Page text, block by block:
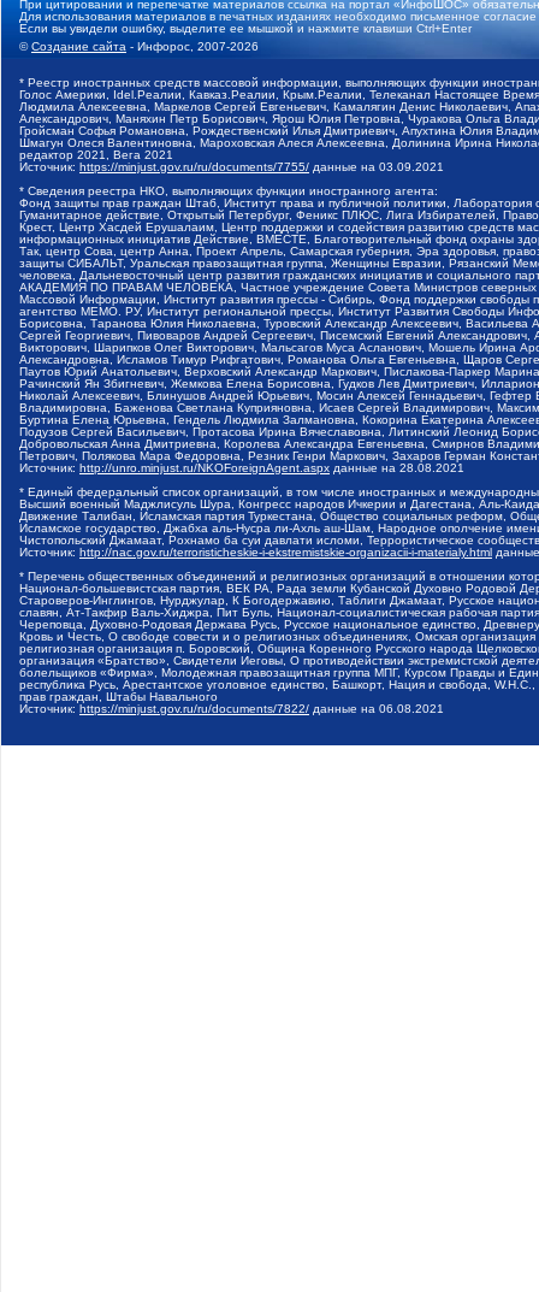
При цитировании и перепечатке материалов ссылка на портал «ИнфоШОС»
Для использования материалов в печатных изданиях необходимо письменное
Если вы увидели ошибку, выделите ее мышкой и нажмите клавиши Ctrl+Enter
©Создание сайта - Инфорос, 2007-2026
* Реестр иностранных средств массовой информации, выполняющих функции
Голос Америки, Idel.Реалии, Кавказ.Реалии, Крым.Реалии, Телеканал Настоящее
Людмила Алексеевна, Маркелов Сергей Евгеньевич, Камалягин Денис Николаевич,
Александрович, Маняхин Петр Борисович, Ярош Юлия Петровна, Чуракова Ольга
Гройсман Софья Романовна, Рождественский Илья Дмитриевич, Апухтина Юлия
Шмагун Олеся Валентиновна, Мароховская Алеся Алексеевна, Долинина Ирина
редактор 2021, Вега 2021
Источник: https://minjust.gov.ru/ru/documents/7755/ данные на 03.09.2021
* Сведения реестра НКО, выполняющих функции иностранного агента:
Фонд защиты прав граждан Штаб, Институт права и публичной политики,
Гуманитарное действие, Открытый Петербург, Феникс ПЛЮС, Лига Избирателей,
Крест, Центр Хасдей Ерушалаим, Центр поддержки и содействия развитию средств
информационных инициатив Действие, ВМЕСТЕ, Благотворительный фонд охраны
Так, центр Сова, центр Анна, Проект Апрель, Самарская губерния, Эра здоровья,
защиты СИБАЛЬТ, Уральская правозащитная группа, Женщины Евразии, Рязанский
человека, Дальневосточный центр развития гражданских инициатив и социального
АКАДЕМИЯ ПО ПРАВАМ ЧЕЛОВЕКА, Частное учреждение Совета Министров северных
Массовой Информации, Институт развития прессы - Сибирь, Фонд поддержки
агентство МЕМО. РУ, Институт региональной прессы, Институт Развития Свободы
Борисовна, Таранова Юлия Николаевна, Туровский Александр Алексеевич,
Сергей Георгиевич, Пивоваров Андрей Сергеевич, Писемский Евгений
Викторович, Шарипков Олег Викторович, Мальсагов Муса Асланович, Мошель Ирина
Александровна, Исламов Тимур Рифгатович, Романова Ольга Евгеньевна, Щаров
Паутов Юрий Анатольевич, Верховский Александр Маркович, Пислакова-Паркер
Рачинский Ян Збигневич, Жемкова Елена Борисовна, Гудков Лев Дмитриевич,
Николай Алексеевич, Блинушов Андрей Юрьевич, Мосин Алексей Геннадьевич,
Владимировна, Баженова Светлана Куприяновна, Исаев Сергей Владимирович,
Буртина Елена Юрьевна, Гендель Людмила Залмановна, Кокорина Екатерина
Подузов Сергей Васильевич, Протасова Ирина Вячеславовна, Литинский Леонид
Добровольская Анна Дмитриевна, Королева Александра Евгеньевна, Смирнов
Петрович, Полякова Мара Федоровна, Резник Генри Маркович, Захаров Герман
Источник: http://unro.minjust.ru/NKOForeignAgent.aspx данные на 28.08.2021
* Единый федеральный список организаций, в том числе иностранных и
Высший военный Маджлисуль Шура, Конгресс народов Ичкерии и Дагестана, Аль-
Движение Талибан, Исламская партия Туркестана, Общество социальных реформ,
Исламское государство, Джабха аль-Нусра ли-Ахль аш-Шам, Народное ополчение
Чистопольский Джамаат, Рохнамо ба суи давлати исломи, Террористическое
Источник: http://nac.gov.ru/terroristicheskie-i-ekstremistskie-organizacii-i-materialy.html
* Перечень общественных объединений и религиозных организаций в отношении
Национал-большевистская партия, ВЕК РА, Рада земли Кубанской Духовно Родовой
Староверов-Инглингов, Нурджулар, К Богодержавию, Таблиги Джамаат, Русское
славян, Ат-Такфир Валь-Хиджра, Пит Буль, Национал-социалистическая рабочая
Череповца, Духовно-Родовая Держава Русь, Русское национальное единство,
Кровь и Честь, О свободе совести и о религиозных объединениях, Омская
религиозная организация п. Боровский, Община Коренного Русского народа
организация «Братство», Свидетели Иеговы, О противодействии экстремистской
болельщиков «Фирма», Молодежная правозащитная группа МПГ, Курсом Правды и
республика Русь, Арестантское уголовное единство, Башкорт, Нация и свобода,
прав граждан, Штабы Навального
Источник: https://minjust.gov.ru/ru/documents/7822/ данные на 06.08.2021